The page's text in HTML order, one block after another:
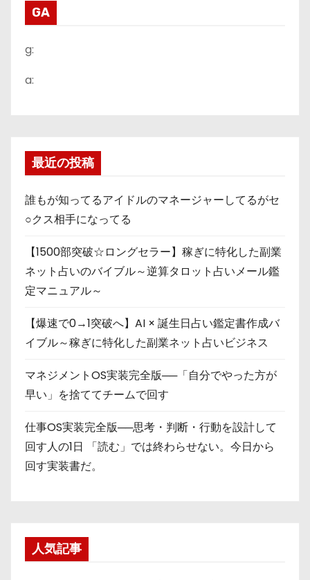
GA
g:
a:
最近の投稿
誰もが知ってるアイドルのマネージャーしてるがセ
○クス相手になってる
【1500部突破☆ロングセラー】稼ぎに特化した副業
ネット占いのバイブル～逆算タロット占いメール鑑
定マニュアル～
【爆速で0→1突破へ】AI × 誕生日占い鑑定書作成バ
イブル～稼ぎに特化した副業ネット占いビジネス
マネジメントOS実装完全版──「自分でやった方が
早い」を捨ててチームで回す
仕事OS実装完全版──思考・判断・行動を設計して
回す人の1日 「読む」では終わらせない。今日から
回す実装書だ。
人気記事